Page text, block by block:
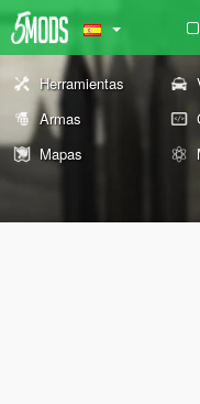
Herramientas
Armas
Mapas